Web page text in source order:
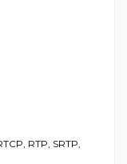
RTP, SRTP,